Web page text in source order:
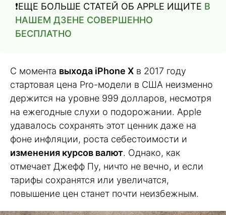
❗️ЕЩЕ БОЛЬШЕ СТАТЕЙ ОБ APPLE ИЩИТЕ В
НАШЕМ ДЗЕНЕ СОВЕРШЕННО
БЕСПЛАТНО
С момента выхода iPhone X в 2017 году
стартовая цена Pro-модели в США неизменно
держится на уровне 999 долларов, несмотря
на ежегодные слухи о подорожании. Apple
удавалось сохранять этот ценник даже на
фоне инфляции, роста себестоимости и
изменения курсов валют. Однако, как
отмечает Джефф Пу, ничто не вечно, и если
тарифы сохранятся или увеличатся,
повышение цен станет почти неизбежным.